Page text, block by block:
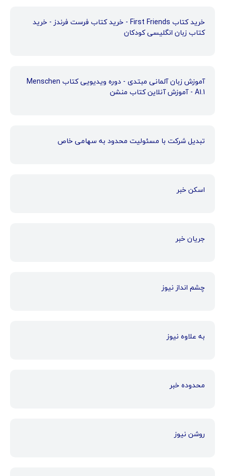
خرید کتاب First Friends - خرید کتاب فرست فرندز - خرید
کتاب زبان انگلیسی کودکان
آموزش زبان آلمانی مبتدی - دوره ویدیویی کتاب Menschen
A1.1 - آموزش آنلاین کتاب منشن
تبدیل شرکت با مسئولیت محدود به سهامی خاص
اسکن خبر
جریان خبر
چشم انداز نیوز
به علاوه نیوز
محدوده خبر
روشن نیوز